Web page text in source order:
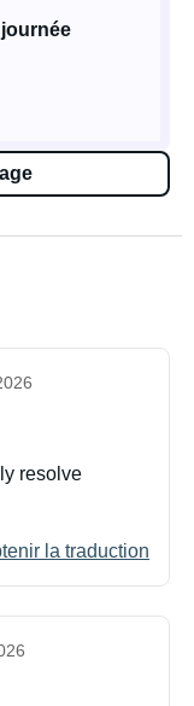
resolve
la traduction